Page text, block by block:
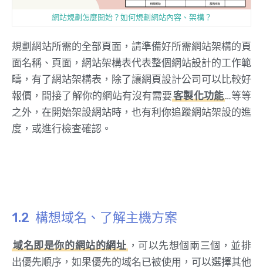
網站規劃怎麼開始？如何規劃網站內容、架構？
規劃網站所需的全部頁面，請準備好所需網站架構的頁
面名稱、頁面，網站架構表代表整個網站設計的工作範
疇，有了網站架構表，除了讓網頁設計公司可以比較好
報價，間接了解你的網站有沒有需要客製化功能…等等
之外，在開始架設網站時，也有利你追蹤網站架設的進
度，或進行檢查確認。
構想域名、了解主機方案
域名即是你的網站的網址，可以先想個兩三個，並排
出優先順序，如果優先的域名已被使用，可以選擇其他